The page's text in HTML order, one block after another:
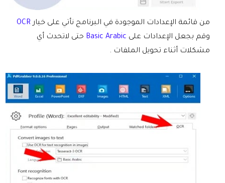
من قائمة الإعدادات الموجودة في البرنامج نأتي على خيارOCR
وقم بجعل الإعدادات علىBasic Arabicحتى لاتحدث أي
مشكلات أثناء تحويل الملفات .